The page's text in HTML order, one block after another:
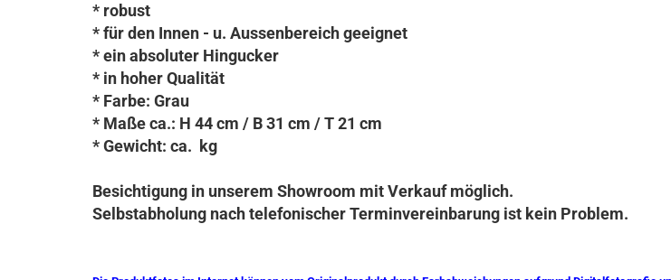
* robust
* für den Innen - u. Aussenbereich geeignet
* ein absoluter Hingucker
* in hoher Qualität
* Farbe: Grau
* Maße ca.: H 44 cm / B 31 cm / T 21 cm
* Gewicht: ca. kg
Besichtigung in unserem Showroom mit Verkauf möglich.
Selbstabholung nach telefonischer Terminvereinbarung ist kein Problem.